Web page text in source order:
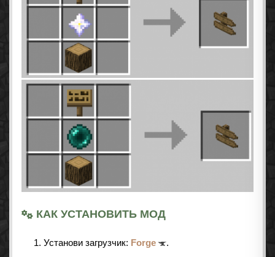
КАК УСТАНОВИТЬ МОД
Установи загрузчик: Forge
.